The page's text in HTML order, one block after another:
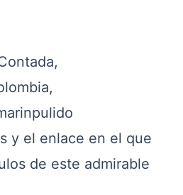
y el enlace en el que
de este admirable